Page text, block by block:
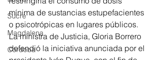
Sucre
Magdalena
Córdoba
mínima de sustancias estupefacientes
o psicotrópicas en lugares públicos.
La ministra de Justicia, Gloria Borrero
defendió la iniciativa anunciada por el